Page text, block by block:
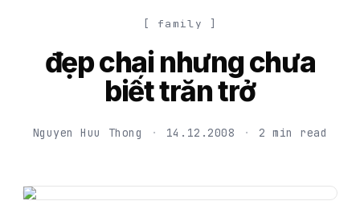
[ family ]
đẹp chai nhưng chưa
biết trăn trở
Nguyen Huu Thong · 14.12.2008 · 2 min read